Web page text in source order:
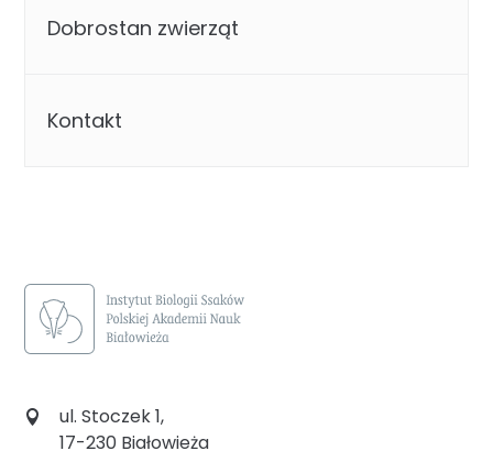
Dobrostan zwierząt
Kontakt
ul. Stoczek 1,
17-230 Białowieża